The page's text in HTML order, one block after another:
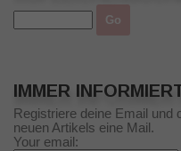
IMMER
Registriere deine Email und
neuen Artikels eine Mail.
Your email: